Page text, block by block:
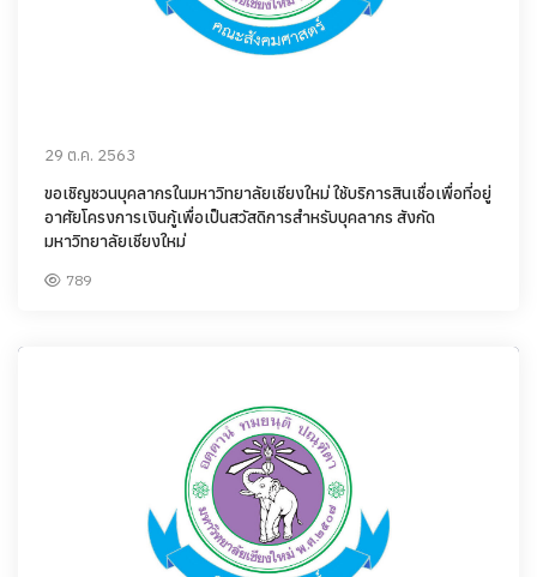
29 ต.ค. 2563
ขอเชิญชวนบุคลากรในมหาวิทยาลัยเชียงใหม่ ใช้บริการสินเชื่อเพื่อที่อยู่
อาศัยโครงการเงินกู้เพื่อเป็นสวัสดิการสำหรับบุคลากร สังกัด
มหาวิทยาลัยเชียงใหม่
789